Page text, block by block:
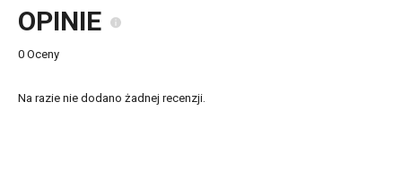
OPINIE
0 Oceny
Na razie nie dodano żadnej recenzji.